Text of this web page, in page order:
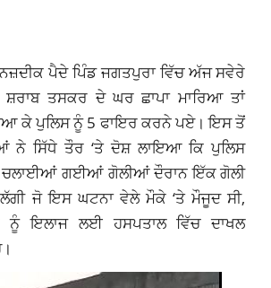
ਪੈਦੇ ਪਿੰਡ ਜਗਤਪੁਰਾ ਵਿੱਚ ਅੱਜ ਸਵੇਰੇ
ਤਸਕਰ ਦੇ ਘਰ ਛਾਪਾ ਮਾਰਿਆ ਤਾਂ
ਕੇ ਪੁਲਿਸ ਨੂੰ 5 ਫਾਇਰ ਕਰਨੇ ਪਏ। ਇਸ ਤੋਂ
ਨੇ ਸਿੱਧੇ ਤੌਰ ‘ਤੇ ਦੋਸ਼ ਲਾਇਆ ਕਿ ਪੁਲਿਸ
ਚਲਾਈਆਂ ਗਈਆਂ ਗੋਲੀਆਂ ਦੌਰਾਨ ਇੱਕ ਗੋਲੀ
ਜੋ ਇਸ ਘਟਨਾ ਵੇਲੇ ਮੌਕੇ ‘ਤੇ ਮੌਜੂਦ ਸੀ,
ਨੂੰ ਇਲਾਜ ਲਈ ਹਸਪਤਾਲ ਵਿੱਚ ਦਾਖਲ